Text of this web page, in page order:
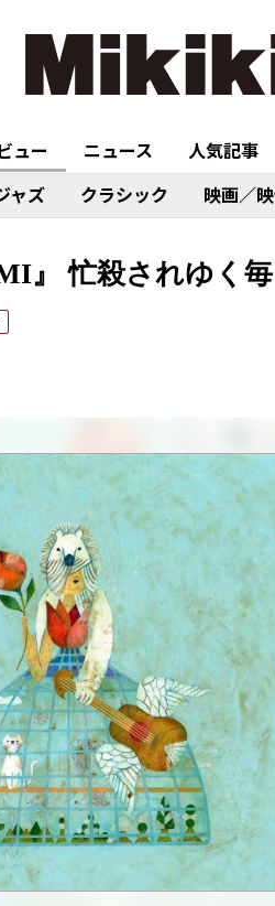
ュー ニュース 人気記事
ャズ クラシック 映画／
』 忙殺されゆく